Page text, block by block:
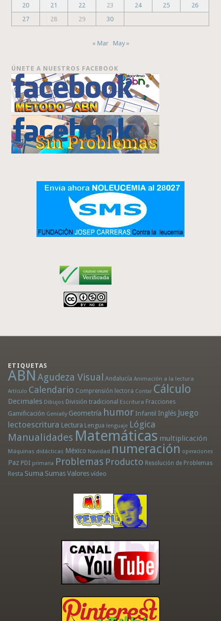
20
21 22 23 24 25
26
27
28 29 30
« Mar May »
ÚNETE A NUESTROS FACEBOOK
ETIQUETAS
ABN Agudeza Visual Andalucía Animación a la lectura
Artículo Calendario Comprensión lectora Contar Cálculo
Decimales Dibujos División tradicional Escritura Fracciones
Gamificación Genially Geometría humor Infantil Inglés Juego
lectoescritura Lectura Lengua lenguaje Lógica
Manualidades Matemáticas multiplicación
Máquinas didácticas México Navidad numeración operaciones
Paz PDI primaria Problemas Producto Resolución de Problemas
Resta Suma Sumas Valores vídeo